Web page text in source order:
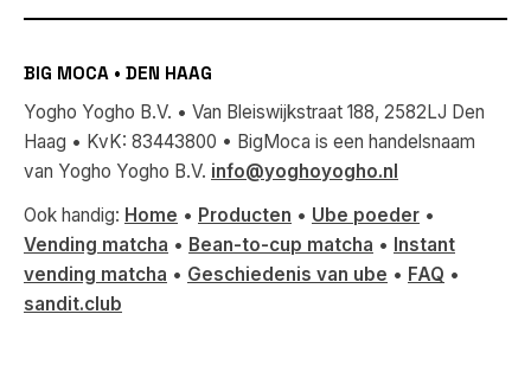
BIG MOCA • DEN HAAG
Yogho Yogho B.V. • Van Bleiswijkstraat 188, 2582LJ Den
Haag • KvK: 83443800 • BigMoca is een handelsnaam
van Yogho Yogho B.V. info@yoghoyogho.nl
Ook handig: Home • Producten • Ube poeder •
Vending matcha • Bean-to-cup matcha • Instant
vending matcha • Geschiedenis van ube • FAQ •
sandit.club